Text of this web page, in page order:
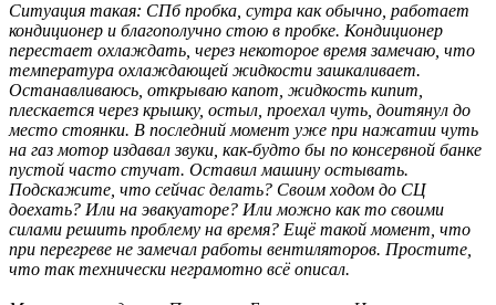
Ситуация такая: СПб пробка, сутра как обычно, работает
кондиционер и благополучно стою в пробке. Кондиционер
перестает охлаждать, через некоторое время замечаю, что
температура охлаждающей жидкости зашкаливает.
Останавливаюсь, открываю капот, жидкость кипит,
плескается через крышку, остыл, проехал чуть, доитянул до
место стоянки. В последний момент уже при нажатии чуть
на газ мотор издавал звуки, как-будто бы по консервной банке
пустой часто стучат. Оставил машину остывать.
Подскажите, что сейчас делать? Своим ходом до СЦ
доехать? Или на эвакуаторе? Или можно как то своими
силами решить проблему на время? Ещё такой момент, что
при перегреве не замечал работы вентиляторов. Простите,
что так технически неграмотно всё описал.